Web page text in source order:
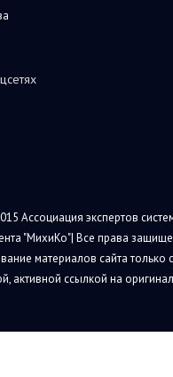
Ассоциация экспертов
"МихиКо"| Все права
материалов сайта только
активной ссылкой на оригинал